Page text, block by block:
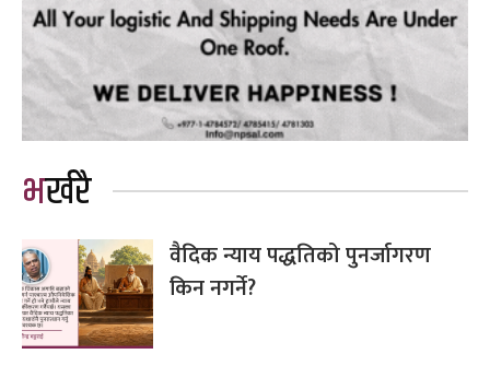
भर्खरै
वैदिक न्याय पद्धतिको पुनर्जागरण
किन नगर्ने?